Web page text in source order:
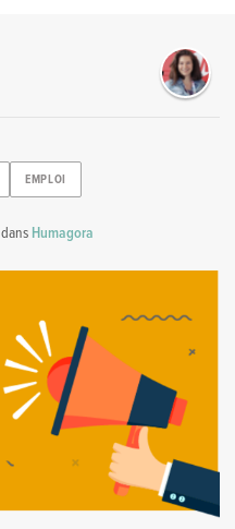
EMPLOI
dans Humagora